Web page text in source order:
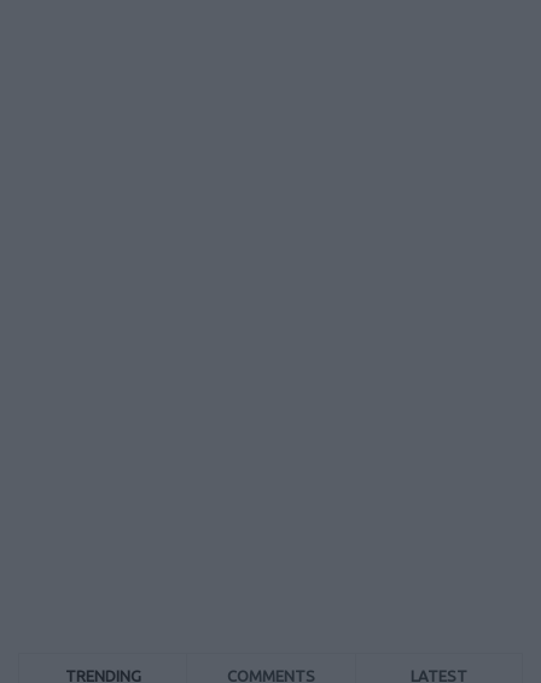
TRENDING COMMENTS LATEST